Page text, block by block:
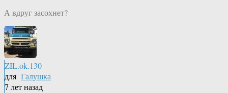
А вдруг засохнет?
ZIL.ok.130
для Галушка
7 лет назад